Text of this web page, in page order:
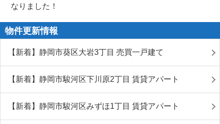
なりました！
物件更新情報
【新着】静岡市葵区大岩3丁目 売買一戸建て
【新着】静岡市駿河区下川原2丁目 賃貸アパート
【新着】静岡市駿河区みずほ1丁目 賃貸アパート